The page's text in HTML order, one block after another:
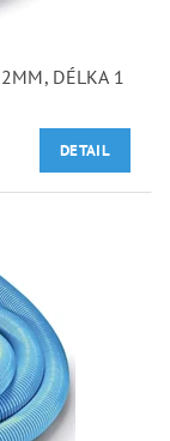
DÉLKA 1
DETAIL